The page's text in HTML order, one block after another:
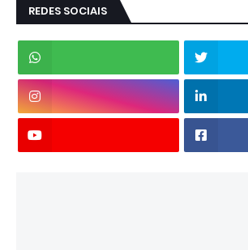
REDES SOCIAIS